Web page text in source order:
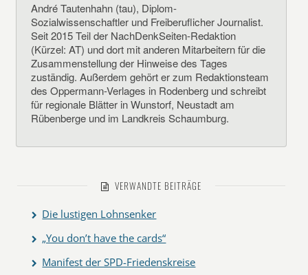
André Tautenhahn (tau), Diplom-
Sozialwissenschaftler und Freiberuflicher Journalist.
Seit 2015 Teil der NachDenkSeiten-Redaktion
(Kürzel: AT) und dort mit anderen Mitarbeitern für die
Zusammenstellung der Hinweise des Tages
zuständig. Außerdem gehört er zum Redaktionsteam
des Oppermann-Verlages in Rodenberg und schreibt
für regionale Blätter in Wunstorf, Neustadt am
Rübenberge und im Landkreis Schaumburg.
VERWANDTE BEITRÄGE
Die lustigen Lohnsenker
„You don’t have the cards“
Manifest der SPD-Friedenskreise